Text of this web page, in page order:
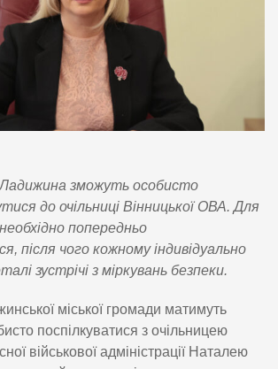
зможуть особисто
до очільниці Вінницької ОВА. Для
попередньо
після чого кожному індивідуально
зустрічі з міркувань безпеки.
міської громади матимуть
поспілкуватися з очільницею
військової адміністрації Наталею